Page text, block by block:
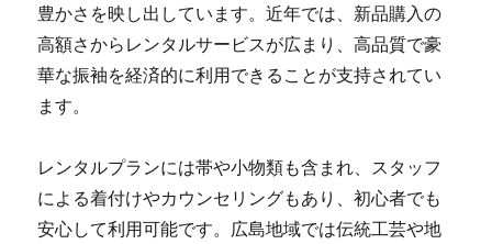
豊かさを映し出しています。近年では、新品購入の
高額さからレンタルサービスが広まり、高品質で豪
華な振袖を経済的に利用できることが支持されてい
ます。
レンタルプランには帯や小物類も含まれ、スタッフ
による着付けやカウンセリングもあり、初心者でも
安心して利用可能です。広島地域では伝統工芸や地